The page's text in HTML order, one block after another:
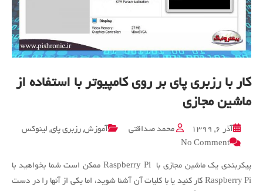
کار با رزبری پای بر روی کامپیوتر با استفاده از
ماشین مجازی
آذر ۶, ۱۳۹۹ محمد صداقتی آموزش, رزبری پای, لینوکس
No Comment
on
با
رزبری
پیکربندی یک ماشین مجازی با Raspberry Pi ممکن است شما بخواهید با
Raspberry Pi کار کنید یا با کلیات آن آشنا شوید، اما یکی از آنها را در دست